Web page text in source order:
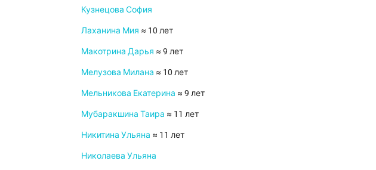
Кузнецова София
Лаханина Мия ≈ 10 лет
Макотрина Дарья ≈ 9 лет
Мелузова Милана ≈ 10 лет
Мельникова Екатерина ≈ 9 лет
Мубаракшина Таира ≈ 11 лет
Никитина Ульяна ≈ 11 лет
Николаева Ульяна